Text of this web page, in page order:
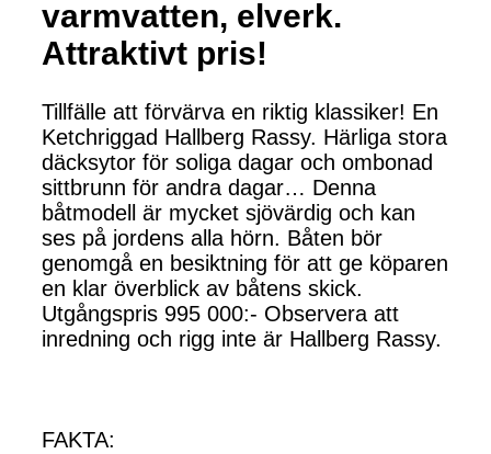
varmvatten, elverk.
Attraktivt pris!
Tillfälle att förvärva en riktig klassiker! En
Ketchriggad Hallberg Rassy. Härliga stora
däcksytor för soliga dagar och ombonad
sittbrunn för andra dagar… Denna
båtmodell är mycket sjövärdig och kan
ses på jordens alla hörn. Båten bör
genomgå en besiktning för att ge köparen
en klar överblick av båtens skick.
Utgångspris 995 000:- Observera att
inredning och rigg inte är Hallberg Rassy.
FAKTA: